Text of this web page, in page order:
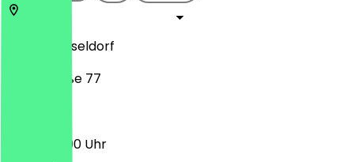
Düsseldorf
Linienstraße 77
12:00 - 22:00 Uhr